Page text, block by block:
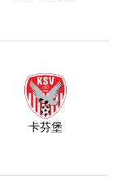
卡芬堡